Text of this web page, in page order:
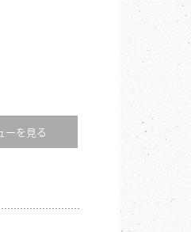
ーを見る